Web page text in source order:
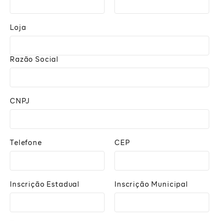
Loja
Razão Social
CNPJ
Telefone CEP
Inscrição Estadual Inscrição Municipal